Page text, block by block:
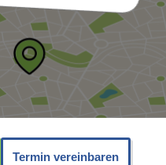
Termin vereinbaren